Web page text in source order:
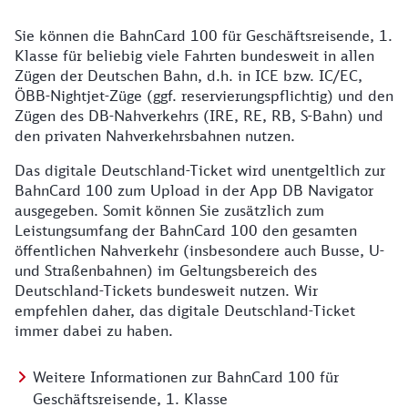
Sie können die BahnCard 100 für Geschäftsreisende, 1.
Klasse für beliebig viele Fahrten bundesweit in allen
Zügen der Deutschen Bahn, d.h. in ICE bzw. IC/EC,
ÖBB-Nightjet-Züge (ggf. reservierungspflichtig) und den
Zügen des DB-Nahverkehrs (IRE, RE, RB, S-Bahn) und
den privaten Nahverkehrsbahnen nutzen.
Das digitale Deutschland-Ticket wird unentgeltlich zur
BahnCard 100 zum Upload in der App DB Navigator
ausgegeben. Somit können Sie zusätzlich zum
Leistungsumfang der BahnCard 100 den gesamten
öffentlichen Nahverkehr (insbesondere auch Busse, U-
und Straßenbahnen) im Geltungsbereich des
Deutschland-Tickets bundesweit nutzen. Wir
empfehlen daher, das digitale Deutschland-Ticket
immer dabei zu haben.
Weitere Informationen zur BahnCard 100 für
Geschäftsreisende, 1. Klasse